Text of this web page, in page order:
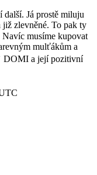
další. Já prostě miluju
zlevněné. To pak ty
musíme kupovat
mulťákům a
DOMI a její pozitivní